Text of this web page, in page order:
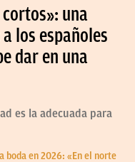
una
los españoles
dar en una
es la adecuada para
boda en 2026: «En el norte